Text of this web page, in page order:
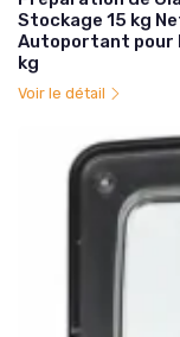
Stockage 15 kg
Autoportant pour
kg
Voir le détail